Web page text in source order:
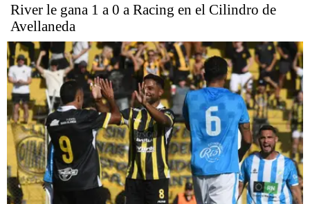
River le gana 1 a 0 a Racing en el Cilindro de
Avellaneda